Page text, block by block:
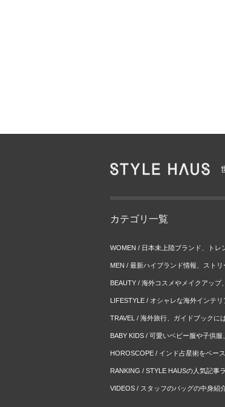
カテゴリ一覧
WOMEN / 日本未上陸ブランド、トレ
MEN / 最新ハイブランド情報、スト
BEAUTY / 海外コスメやメイクアップ
LIFESTYLE / オシャレな海外インテ
TRAVEL / 海外旅行、ガイドブックに
BABY KIDS / 可愛いベビー服や子供
HOROSCOPE / インド占星術をベー
RANKING / STYLE HAUSの人気記事
VIDEOS / スタッフのバッグの中身紹